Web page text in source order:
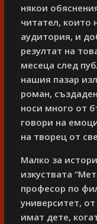
някои
читател, които
аудитория, и
резултат на
месеца след
нашия пазар
роман,
носи много от
говори на
на творец от
Малко за
изкуствата
професор по
университет,
имат дете,